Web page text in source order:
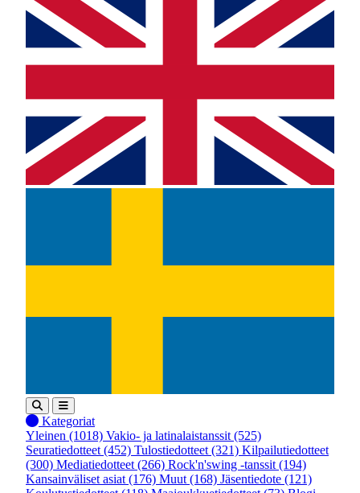
Kategoriat
Yleinen (1018) Vakio- ja latinalaistanssit (525)
Seuratiedotteet (452) Tulostiedotteet (321) Kilpailutiedotteet
(300) Mediatiedotteet (266) Rock'n'swing -tanssit (194)
Kansainväliset asiat (176) Muut (168) Jäsentiedote (121)